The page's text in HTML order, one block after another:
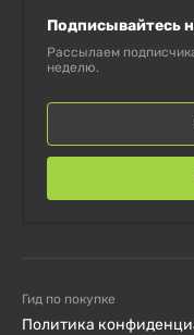
Подписывайтесь
Рассылаем
неделю.
Гид по покупке
Политика